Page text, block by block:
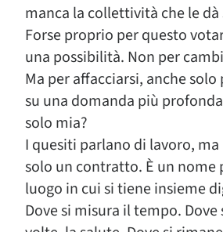
manca la collettività che le dà
Forse proprio per questo
una possibilità. Non per
Ma per affacciarsi, anche
su una domanda più
solo mia?
I quesiti parlano di lavoro,
solo un contratto. È un nome
luogo in cui si tiene insieme
Dove si misura il tempo. Dove